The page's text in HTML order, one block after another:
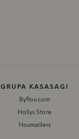
GRUPA KASASAGI
Byflou.com
Hollys Store
Houmøllers